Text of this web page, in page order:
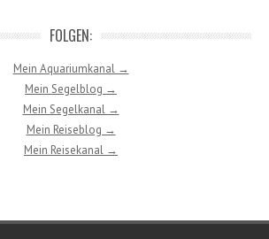
FOLGEN:
Mein Aquariumkanal →
Mein Segelblog →
Mein Segelkanal →
Mein Reiseblog →
Mein Reisekanal →